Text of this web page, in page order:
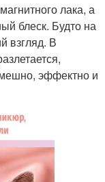
лака, а
блеск. Будто на
взгляд. В
эффектно и